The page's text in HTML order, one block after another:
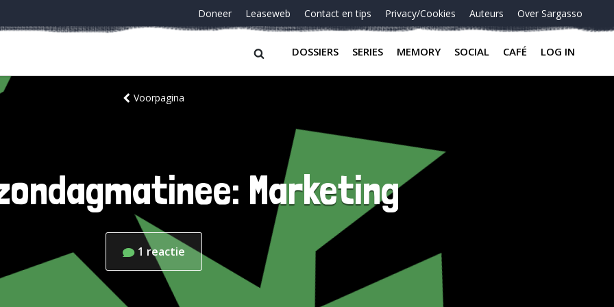
Doneer Leaseweb Contact en tips Privacy/Cookies Auteurs Over Sargasso
DOSSIERS SERIES MEMORY SOCIAL CAFÉ LOG IN
Voorpagina
Marketing
1 reactie